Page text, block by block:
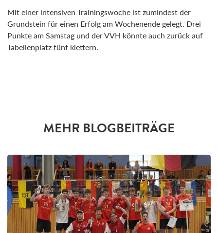
Mit einer intensiven Trainingswoche ist zumindest der
Grundstein für einen Erfolg am Wochenende gelegt. Drei
Punkte am Samstag und der VVH könnte auch zurück auf
Tabellenplatz fünf klettern.
MEHR BLOGBEITRÄGE